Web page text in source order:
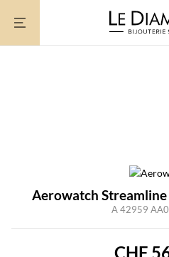
Inhalt
Aerowatch
A 42959
CHF